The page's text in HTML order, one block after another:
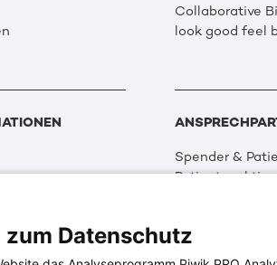
Collaborative
look good feel
Spender &
Event
Medizin &
Datenschutz